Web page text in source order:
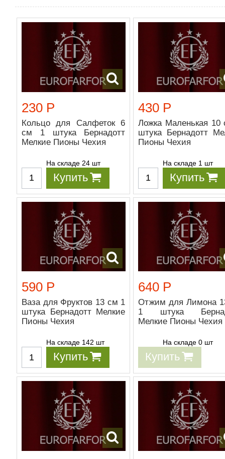
230 Р
Кольцо для Салфеток 6
см 1 штука Бернадотт
Мелкие Пионы Чехия
На складе 24 шт
Купить
430 Р
Ложка Маленькая 10
штука Бернадотт
Пионы Чехия
На складе 1 шт
Купить
590 Р
Ваза для Фруктов 13 см 1
штука Бернадотт Мелкие
Пионы Чехия
На складе 142 шт
Купить
640 Р
Отжим для Лимона
1 штука
Мелкие Пионы Чехия
На складе 0 шт
Купить